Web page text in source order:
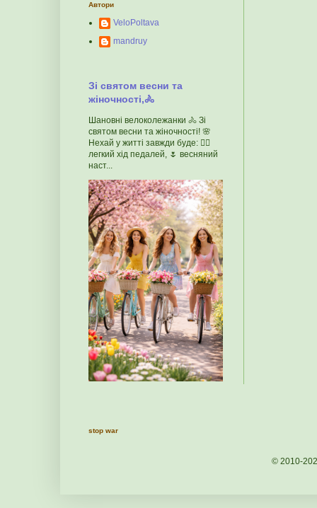
Автори
VeloPoltava
mandruy
Зі святом весни та
жіночності,🚴
Шановні велоколежанки 🚴 Зі
святом весни та жіночності! 🌸
Нехай у житті завжди буде: 🚴‍♀️
легкий хід педалей, 🌷 весняний
наст...
stop war
© 2010-